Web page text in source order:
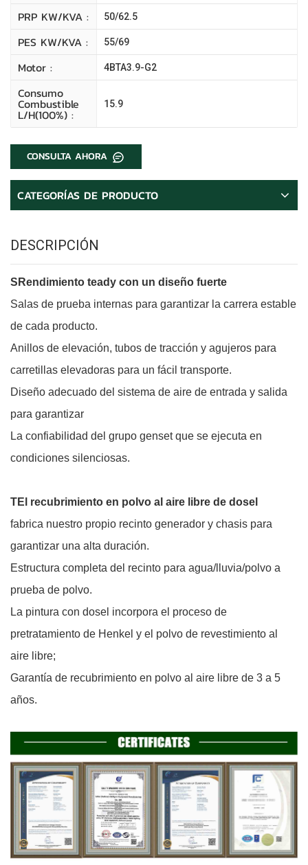
PRP KW/kVA : 50/62.5
PES KW/kVA : 55/69
Motor : 4BTA3.9-G2
Consumo
Combustible
L/H(100%) :
15.9
CONSULTA AHORA
CATEGORÍAS DE PRODUCTO
DESCRIPCIÓN
S Rendimiento teady con un diseño fuerte
Salas de prueba internas para garantizar la carrera estable
de cada producto.
Anillos de elevación, tubos de tracción y agujeros para
carretillas elevadoras para un fácil transporte.
Diseño adecuado del sistema de aire de entrada y salida
para garantizar
La confiabilidad del grupo genset que se ejecuta en
condiciones silenciosas.
TEl recubrimiento en polvo al aire libre de dosel
fabrica nuestro propio recinto generador y chasis para
garantizar una alta duración.
Estructura completa del recinto para agua/lluvia/polvo a
prueba de polvo.
La pintura con dosel incorpora el proceso de
pretratamiento de Henkel y el polvo de revestimiento al
aire libre;
Garantía de recubrimiento en polvo al aire libre de 3 a 5
años.